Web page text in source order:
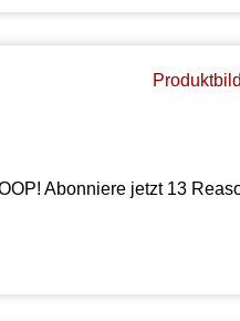
Abonniere jetzt 13